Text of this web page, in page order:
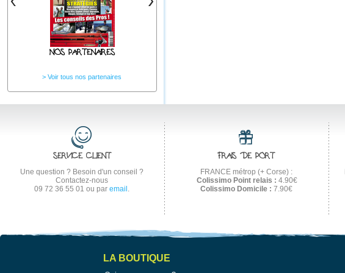
NOS PARTENAIRES
Voir tous nos partenaires
SERVICE CLIENT
Une question ? Besoin d'un conseil ?
Contactez-nous
09 72 36 55 01 ou paremail .
FRAIS DE PORT
FRANCE métrop (+ Corse) :
Colissimo Point relais : 4.90€
Colissimo Domicile : 7.90€
LA BOUTIQUE